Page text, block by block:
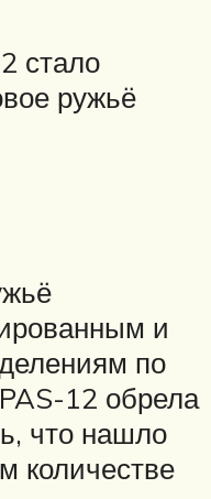
стало
ружьё
и
по
12 обрела
что нашло
количестве